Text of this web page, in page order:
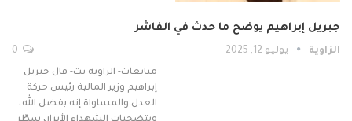
جبريل إبراهيم يوضح ما حدث في الفاشر
الزاوية يوليو 12, 2025
متابعات- الزاوية نت- قال جبريل
إبراهيم وزير المالية رئيس حركة
العدل والمساواة إنه بفضل الله،